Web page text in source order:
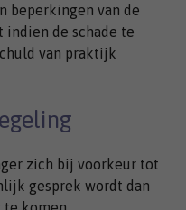
beperkingen van de
de schade te
van praktijk
zich bij voorkeur tot
gesprek wordt dan